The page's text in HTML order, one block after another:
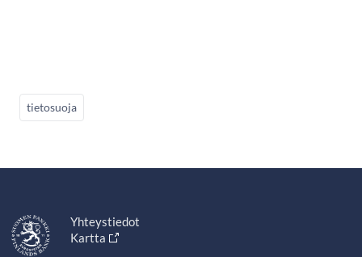
tietosuoja
Yhteystiedot
Kartta